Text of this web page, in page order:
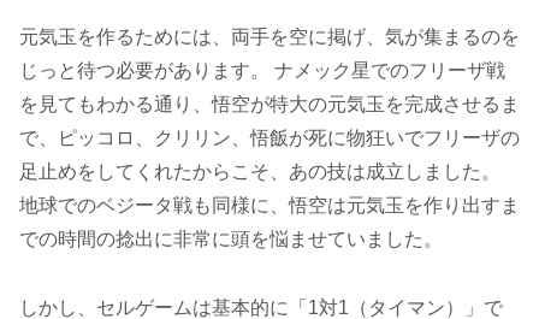
元気玉を作るためには、両手を空に掲げ、気が集まるのを
じっと待つ必要があります。 ナメック星でのフリーザ戦
を見てもわかる通り、悟空が特大の元気玉を完成させるま
で、ピッコロ、クリリン、悟飯が死に物狂いでフリーザの
足止めをしてくれたからこそ、あの技は成立しました。
地球でのベジータ戦も同様に、悟空は元気玉を作り出すま
での時間の捻出に非常に頭を悩ませていました。
しかし、セルゲームは基本的に「1対1（タイマン）」で